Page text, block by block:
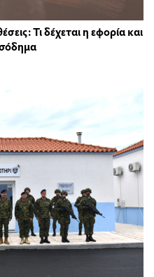
Τι δέχεται η εφορία και